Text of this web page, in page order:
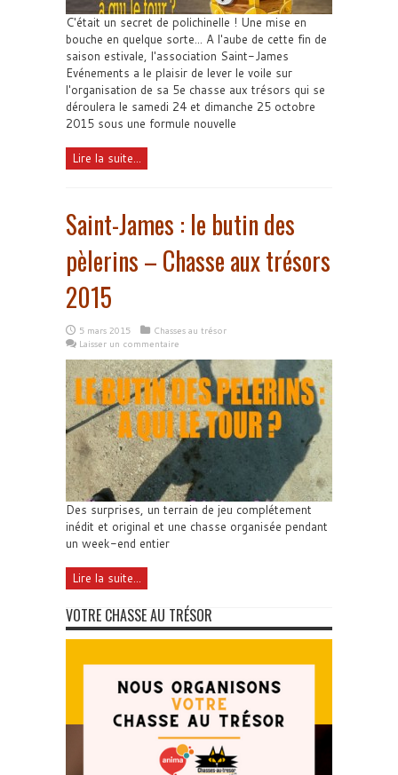
C'était un secret de polichinelle ! Une mise en
bouche en quelque sorte... A l'aube de cette fin de
saison estivale, l'association Saint-James
Evénements a le plaisir de lever le voile sur
l'organisation de sa 5e chasse aux trésors qui se
déroulera le samedi 24 et dimanche 25 octobre
2015 sous une formule nouvelle
Lire la suite...
Saint-James : le butin des
pèlerins – Chasse aux trésors
2015
5 mars 2015
Chasses au trésor
Laisser un commentaire
Des surprises, un terrain de jeu complétement
inédit et original et une chasse organisée pendant
un week-end entier
Lire la suite...
VOTRE CHASSE AU TRÉSOR